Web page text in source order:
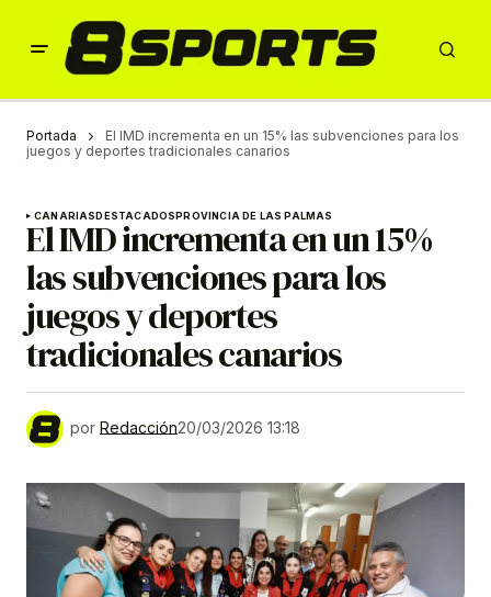
Portada
El IMD incrementa en un 15% las subvenciones para los
juegos y deportes tradicionales canarios
CANARIASDESTACADOSPROVINCIA DE LAS PALMAS
El IMD incrementa en un 15%
las subvenciones para los
juegos y deportes
tradicionales canarios
por Redacción20/03/2026 13:18